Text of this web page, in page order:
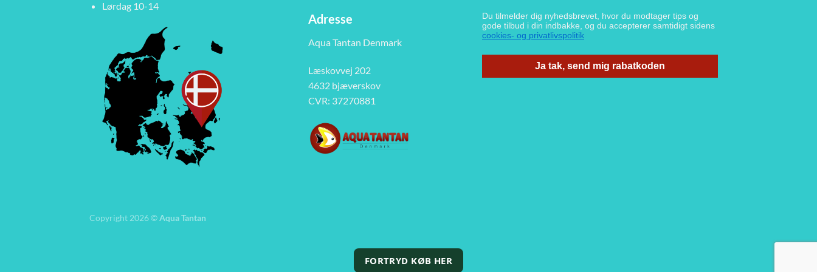
Lørdag 10-14
Adresse
Aqua Tantan Denmark
Læskovvej 202
4632 bjæverskov
CVR: 37270881
Du tilmelder dig nyhedsbrevet, hvor du modtager tips og
gode tilbud i din indbakke, og du accepterer samtidigt sidens
cookies- og privatlivspolitik
Ja tak, send mig rabatkoden
Copyright 2026 ©Aqua Tantan
FORTRYD KØB HER